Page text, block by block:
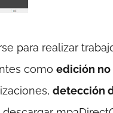
para realizar
como edición no
detección